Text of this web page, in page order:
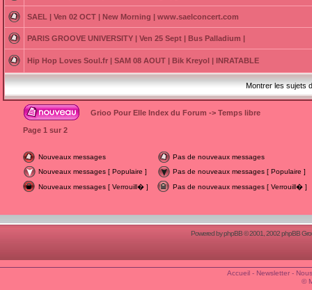
SAEL | Ven 02 OCT | New Morning | www.saelconcert.com
PARIS GROOVE UNIVERSITY | Ven 25 Sept | Bus Palladium |
Hip Hop Loves Soul.fr | SAM 08 AOUT | Bik Kreyol | INRATABLE
Montrer les sujets
Grioo Pour Elle Index du Forum -> Temps libre
Page 1 sur 2
Nouveaux messages
Pas de nouveaux messages
Nouveaux messages [ Populaire ]
Pas de nouveaux messages [ Populaire ]
Nouveaux messages [ Verrouill� ]
Pas de nouveaux messages [ Verrouill� ]
Powered byphpBB© 2001, 2002 phpBB
Accueil- Newsletter-
©